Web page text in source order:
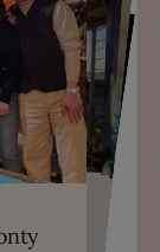
är allt
fång
blivit
tränaren